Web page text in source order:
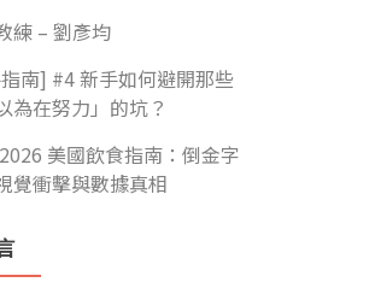
練 – 劉彥均
南] #4 新手如何避開那些
為在努力」的坑？
美國飲食指南：倒金字
覺衝擊與數據真相